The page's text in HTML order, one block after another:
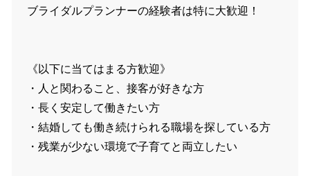
ブライダルプランナーの経験者は特に大歓迎！
《以下に当てはまる方歓迎》
・人と関わること、接客が好きな方
・長く安定して働きたい方
・結婚しても働き続けられる職場を探している方
・残業が少ない環境で子育てと両立したい